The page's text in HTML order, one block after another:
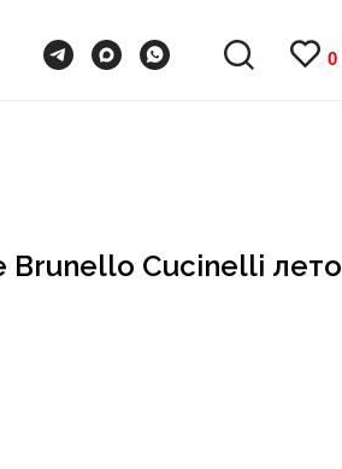
0
0
Cucinelli лето